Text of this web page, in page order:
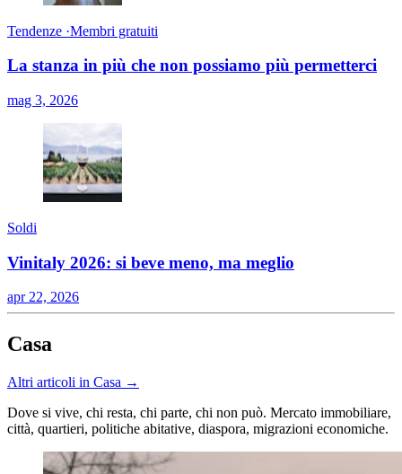
Tendenze ·Membri gratuiti
La stanza in più che non possiamo più permetterci
mag 3, 2026
Soldi
Vinitaly 2026: si beve meno, ma meglio
apr 22, 2026
Casa
Altri articoli in Casa →
Dove si vive, chi resta, chi parte, chi non può. Mercato immobiliare,
città, quartieri, politiche abitative, diaspora, migrazioni economiche.